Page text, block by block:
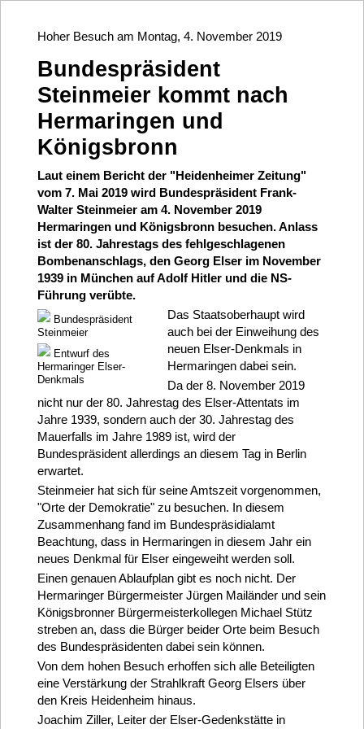
Hoher Besuch am Montag, 4. November 2019
Bundespräsident
Steinmeier kommt nach
Hermaringen und
Königsbronn
Laut einem Bericht der "Heidenheimer Zeitung"
vom 7. Mai 2019 wird Bundespräsident Frank-
Walter Steinmeier am 4. November 2019
Hermaringen und Königsbronn besuchen. Anlass
ist der 80. Jahrestags des fehlgeschlagenen
Bombenanschlags, den Georg Elser im November
1939 in München auf Adolf Hitler und die NS-
Führung verübte.
Bundespräsident
Steinmeier
Entwurf des
Hermaringer Elser-
Denkmals
Das Staatsoberhaupt wird
auch bei der Einweihung des
neuen Elser-Denkmals in
Hermaringen dabei sein.
Da der 8. November 2019
nicht nur der 80. Jahrestag des Elser-Attentats im
Jahre 1939, sondern auch der 30. Jahrestag des
Mauerfalls im Jahre 1989 ist, wird der
Bundespräsident allerdings an diesem Tag in Berlin
erwartet.
Steinmeier hat sich für seine Amtszeit vorgenommen,
"Orte der Demokratie" zu besuchen. In diesem
Zusammenhang fand im Bundespräsidialamt
Beachtung, dass in Hermaringen in diesem Jahr ein
neues Denkmal für Elser eingeweiht werden soll.
Einen genauen Ablaufplan gibt es noch nicht. Der
Hermaringer Bürgermeister Jürgen Mailänder und sein
Königsbronner Bürgermeisterkollegen Michael Stütz
streben an, dass die Bürger beider Orte beim Besuch
des Bundespräsidenten dabei sein können.
Von dem hohen Besuch erhoffen sich alle Beteiligten
eine Verstärkung der Strahlkraft Georg Elsers über
den Kreis Heidenheim hinaus.
Joachim Ziller, Leiter der Elser-Gedenkstätte in